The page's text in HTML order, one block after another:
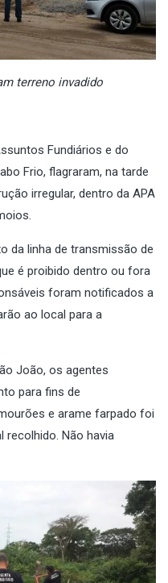
terreno invadido
Fundiários e do
Frio, flagraram, na tarde
irregular, dentro da APA
da linha de transmissão de
é proibido dentro ou fora
foram notificados a
ao local para a
João, os agentes
para fins de
e arame farpado foi
recolhido. Não havia